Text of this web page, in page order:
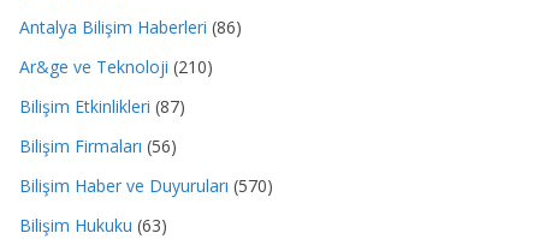
Antalya Bilişim Haberleri (86)
Ar&ge ve Teknoloji (210)
Bilişim Etkinlikleri (87)
Bilişim Firmaları (56)
Bilişim Haber ve Duyuruları (570)
Bilişim Hukuku (63)